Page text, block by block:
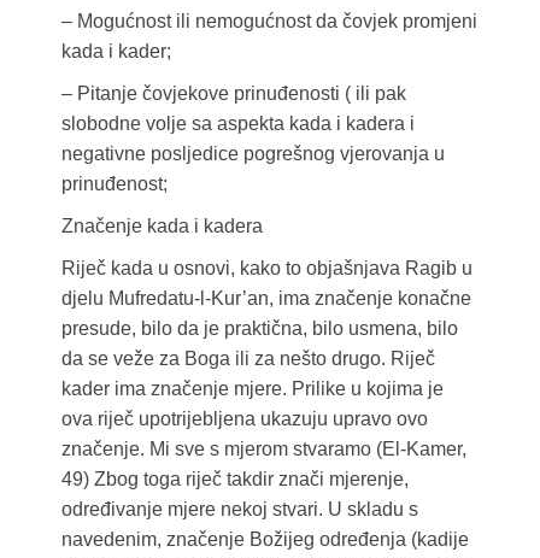
– Mogućnost ili nemogućnost da čovjek promjeni
kada i kader;
– Pitanje čovjekove prinuđenosti ( ili pak
slobodne volje sa aspekta kada i kadera i
negativne posljedice pogrešnog vjerovanja u
prinuđenost;
Značenje kada i kadera
Riječ kada u osnovi, kako to objašnjava Ragib u
djelu Mufredatu-l-Kur’an, ima značenje konačne
presude, bilo da je praktična, bilo usmena, bilo
da se veže za Boga ili za nešto drugo. Riječ
kader ima značenje mjere. Prilike u kojima je
ova riječ upotrijebljena ukazuju upravo ovo
značenje. Mi sve s mjerom stvaramo (El-Kamer,
49) Zbog toga riječ takdir znači mjerenje,
određivanje mjere nekoj stvari. U skladu s
navedenim, značenje Božijeg određenja (kadije